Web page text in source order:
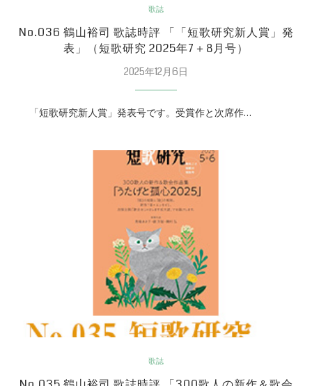
歌誌
No.036 鶴山裕司 歌誌時評 「「短歌研究新人賞」発
表」（短歌研究 2025年7＋8月号）
2025年12月6日
「短歌研究新人賞」発表号です。受賞作と次席作…
歌誌